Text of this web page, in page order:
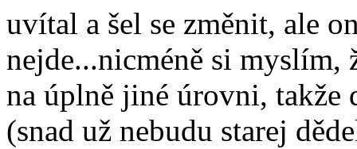
uvítal a šel se změnit, ale
nejde...nicméně si myslím,
na úplně jiné úrovni, takže
(snad už nebudu starej